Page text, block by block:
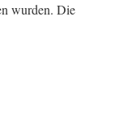
wurden. Die